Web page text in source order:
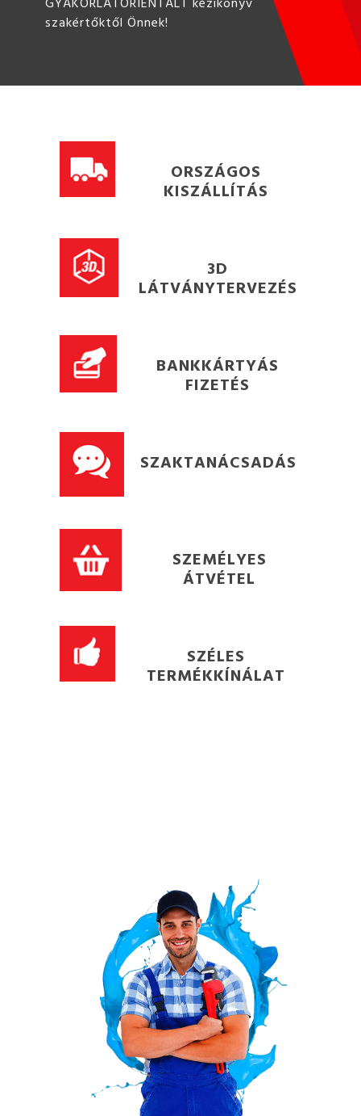
szakértőktől Önnek!
ORSZÁGOS
KISZÁLLÍTÁS
3D
LÁTVÁNYTERVEZÉS
BANKKÁRTYÁS
FIZETÉS
SZAKTANÁCSADÁS
SZEMÉLYES
ÁTVÉTEL
SZÉLES
TERMÉKKÍNÁLAT